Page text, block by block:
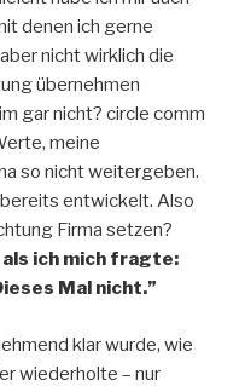
denen ich gerne
nicht wirklich die
übernehmen
gar nicht? circle comm
meine
so nicht weitergeben.
entwickelt. Also
Firma setzen?
ich mich fragte:
Mal nicht.”
klar wurde, wie
wiederholte – nur